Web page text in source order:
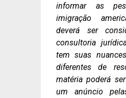
informar as
imigração
deverá ser
consultoria
tem suas
diferentes de
matéria poderá
um anúncio